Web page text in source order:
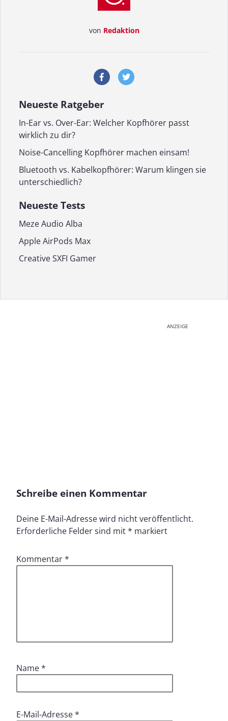
von Redaktion
Neueste Ratgeber
In-Ear vs. Over-Ear: Welcher Kopfhörer passt
wirklich zu dir?
Noise-Cancelling Kopfhörer machen einsam!
Bluetooth vs. Kabelkopfhörer: Warum klingen sie
unterschiedlich?
Neueste Tests
Meze Audio Alba
Apple AirPods Max
Creative SXFI Gamer
ANZEIGE
Schreibe einen Kommentar
Deine E-Mail-Adresse wird nicht veröffentlicht.
Erforderliche Felder sind mit* markiert
Kommentar*
Name*
E-Mail-Adresse*